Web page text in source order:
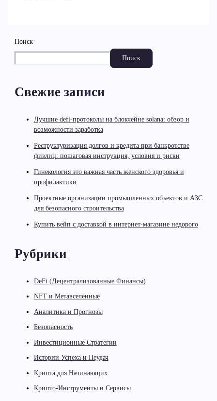
Поиск
Поиск
Свежие записи
Лучшие defi-протоколы на блокчейне solana: обзор и
возможности заработка
Реструктуризация долгов и кредита при банкротстве
физлиц: пошаговая инструкция, условия и риски
Гинекология это важная часть женского здоровья и
профилактики
Проектные организации промышленных объектов и АЗС
для безопасного строительства
Купить вейп с доставкой в интернет-магазине недорого
Рубрики
DeFi (Децентрализованные Финансы)
NFT и Метавселенные
Аналитика и Прогнозы
Безопасность
Инвестиционные Стратегии
Истории Успеха и Неудач
Крипта для Начинающих
Крипто-Инструменты и Сервисы